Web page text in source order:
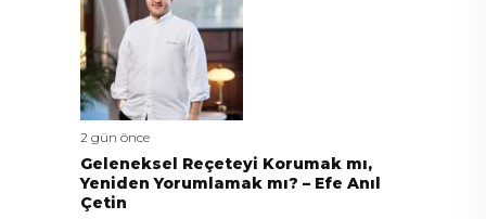
2 gün önce
Geleneksel Reçeteyi Korumak mı,
Yeniden Yorumlamak mı? – Efe Anıl
Çetin